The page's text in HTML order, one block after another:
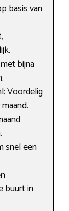
basis van
bijna
Voordelig
snel een
buurt in